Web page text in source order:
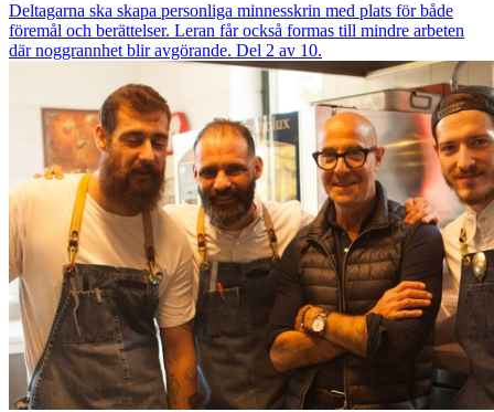
Deltagarna ska skapa personliga minnesskrin med plats för både
föremål och berättelser. Leran får också formas till mindre arbeten
där noggrannhet blir avgörande. Del 2 av 10.